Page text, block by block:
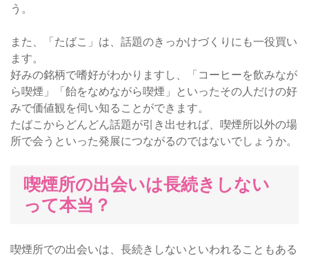
う。
また、「たばこ」は、話題のきっかけづくりにも一役買い
ます。
好みの銘柄で嗜好がわかりますし、「コーヒーを飲みなが
ら喫煙」「飴をなめながら喫煙」といったその人だけの好
みで価値観を伺い知ることができます。
たばこからどんどん話題が引き出せれば、喫煙所以外の場
所で会うといった発展につながるのではないでしょうか。
喫煙所の出会いは長続きしない
って本当？
喫煙所での出会いは、長続きしないといわれることもある